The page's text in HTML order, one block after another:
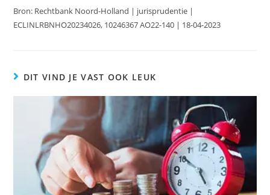
Bron: Rechtbank Noord-Holland | jurisprudentie |
ECLINLRBNHO20234026, 10246367 AO22-140 | 18-04-2023
DIT VIND JE VAST OOK LEUK